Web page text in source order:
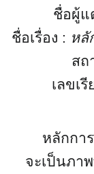
ชื่อผู้แ
ชื่อเรื่อง : หลั
สถ
เลขเ
หลักกา
จะเป็นภา